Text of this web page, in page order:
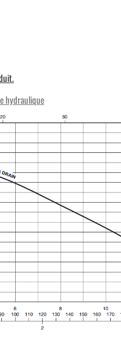
hydraulique